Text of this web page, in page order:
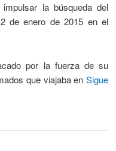
la búsqueda del
de enero de 2015 en el
por la fuerza de su
que viajaba en Sigue